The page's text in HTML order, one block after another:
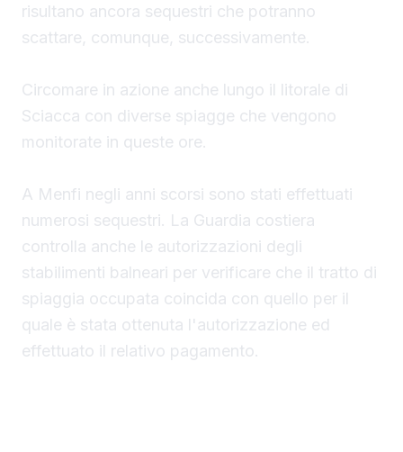
risultano ancora sequestri che potranno
scattare, comunque, successivamente.
Circomare in azione anche lungo il litorale di
Sciacca con diverse spiagge che vengono
monitorate in queste ore.
A Menfi negli anni scorsi sono stati effettuati
numerosi sequestri. La Guardia costiera
controlla anche le autorizzazioni degli
stabilimenti balneari per verificare che il tratto di
spiaggia occupata coincida con quello per il
quale è stata ottenuta l'autorizzazione ed
effettuato il relativo pagamento.